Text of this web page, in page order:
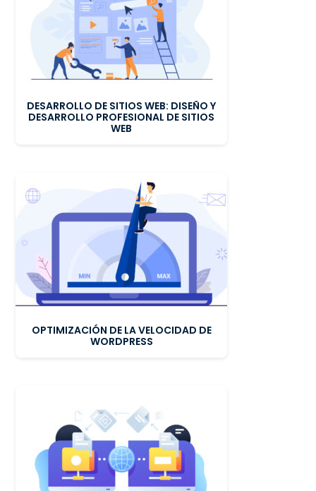
DESARROLLO DE SITIOS WEB: DISEÑO Y
DESARROLLO PROFESIONAL DE SITIOS
WEB
OPTIMIZACIÓN DE LA VELOCIDAD DE
WORDPRESS